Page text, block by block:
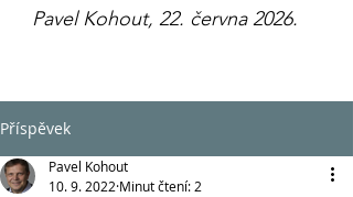
Pavel Kohout, 22. června 2026.
Příspěvek
Pavel Kohout
10. 9. 2022 Minut čtení: 2